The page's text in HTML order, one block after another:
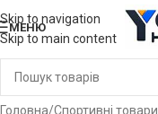
Skip to navigation
Skip to main content
МЕНЮ
Головна/Спортивні товари